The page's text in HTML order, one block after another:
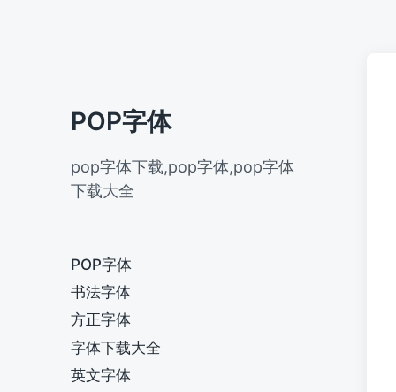
POP字体
pop字体下载,pop字体,pop字体
下载大全
POP字体
书法字体
方正字体
字体下载大全
英文字体